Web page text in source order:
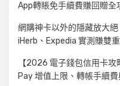
App轉賬免手續費賺回贈全
網購神卡以外的隱藏放大
iHerb、Expedia 實測賺雙
【2026 電子錢包信用卡
Pay 增值上限、轉帳手續